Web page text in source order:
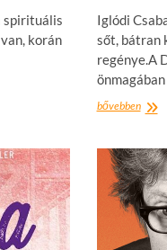
spirituális
korán
Iglódi
sőt, bátran
regénye.A
bővebben